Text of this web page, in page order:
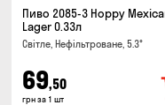
Пиво 2085-3 Hoppy
Lager 0.33л
Світле, Нефільтроване, 5.3°
69,50
грн за 1 шт